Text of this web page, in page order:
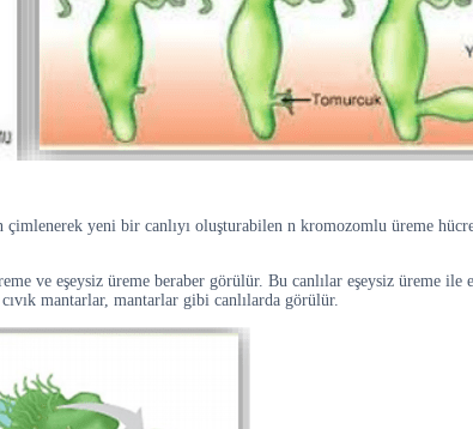
çimlenerek yeni bir canlıyı oluşturabilen n kromozomlu üreme
ve eşeysiz üreme beraber görülür. Bu canlılar eşeysiz üreme
mantarlar, mantarlar gibi canlılarda görülür.